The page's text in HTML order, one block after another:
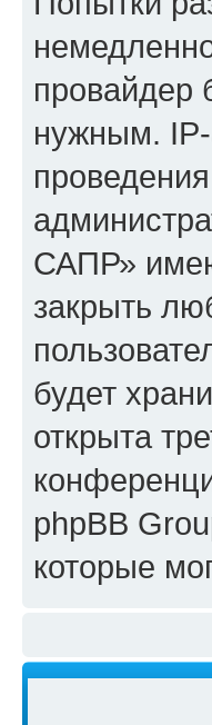
провайдер
нужным.
САПР»
закрыть
будет
открыта
phpBB
которые